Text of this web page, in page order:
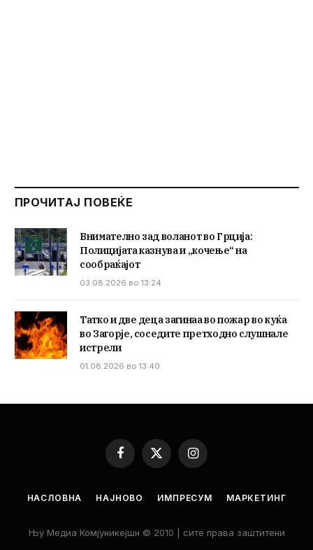
ПРОЧИТАЈ ПОВЕЌЕ
Внимателно зад воланот во Грција:
Полицијата казнува и „кочење“ на
сообраќајот
03.08.2026 во 13:24
Татко и две деца загинаа во пожар во куќа
во Загорје, соседите претходно слушнале
истрели
01.08.2026 во 13:40
Facebook
X
(Twitter)
Instagram
НАСЛОВНА НАЈНОВО ИМПРЕСУМ МАРКЕТИНГ
Њу Медиа Комјуникејшн © 2010 | сите права заштитени